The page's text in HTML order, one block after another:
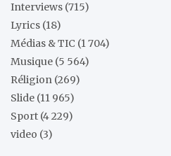
Interviews (715)
Lyrics (18)
Médias & TIC (1 704)
Musique (5 564)
Réligion (269)
Slide (11 965)
Sport (4 229)
video (3)